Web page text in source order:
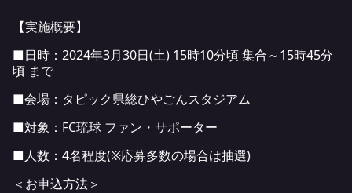
【実施概要】
■日時：2024年3月30日(土) 15時10分頃 集合～15時45分
頃 まで
■会場：タピック県総ひやごんスタジアム
■対象：FC琉球 ファン・サポーター
■人数：4名程度(※応募多数の場合は抽選)
＜お申込方法＞